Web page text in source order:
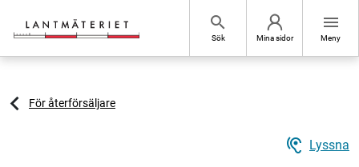
search
Sök Mina sidor
menu
Meny
För återförsäljare
hearing Lyssna